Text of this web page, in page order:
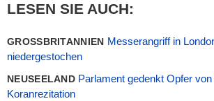
LESEN SIE AUCH:
GROSSBRITANNIEN Messerangriff in
niedergestochen
NEUSEELAND Parlament gedenkt Opfer
Koranrezitation